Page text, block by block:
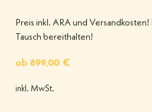
Preis inkl. ARA und
Tausch bereithalten!
ab 899,00 €
inkl. MwSt.